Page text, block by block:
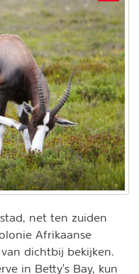
net ten zuiden
Afrikaanse
dichtbij bekijken.
in Betty's Bay, kun